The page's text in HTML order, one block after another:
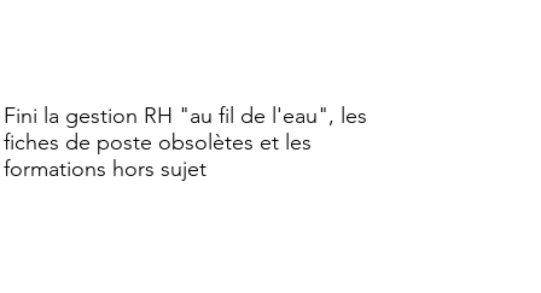
Fini la gestion RH "au fil de l'eau", les
fiches de poste obsolètes et les
formations hors sujet